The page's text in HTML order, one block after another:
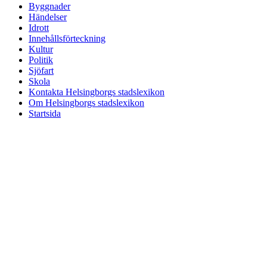
Byggnader
Händelser
Idrott
Innehållsförteckning
Kultur
Politik
Sjöfart
Skola
Kontakta Helsingborgs stadslexikon
Om Helsingborgs stadslexikon
Startsida